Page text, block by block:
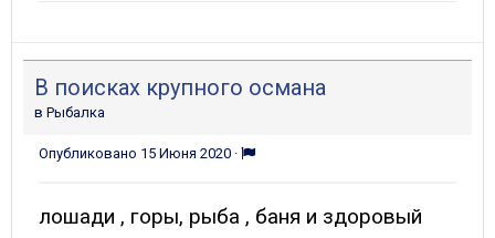
В поисках крупного османа
в Рыбалка
Опубликовано 15 Июня 2020 ·
лошади , горы, рыба , баня и здоровый